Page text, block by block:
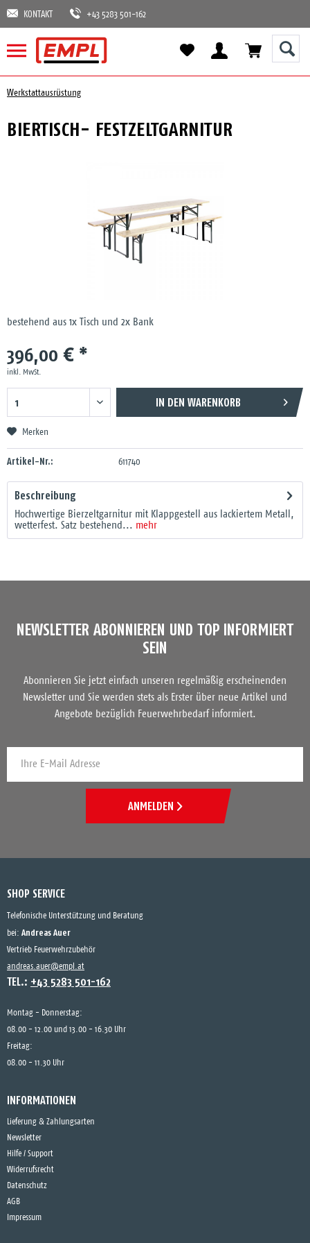
KONTAKT +43 5283 501-162
Werkstattausrüstung
BIERTISCH- FESTZELTGARNITUR
bestehend aus 1x Tisch und 2x Bank
396,00 € *
inkl. MwSt.
IN DEN WARENKORB
Merken
Artikel-Nr.: 611740
Beschreibung
Hochwertige Bierzeltgarnitur mit Klappgestell aus lackiertem Metall,
wetterfest. Satz bestehend... mehr
NEWSLETTER ABONNIEREN UND TOP INFORMIERT
SEIN
Abonnieren Sie jetzt einfach unseren regelmäßig erscheinenden
Newsletter und Sie werden stets als Erster über neue Artikel und
Angebote bezüglich Feuerwehrbedarf informiert.
ANMELDEN
SHOP SERVICE
Telefonische Unterstützung und Beratung
bei: Andreas Auer
Vertrieb Feuerwehrzubehör
andreas.auer@empl.at
TEL.: +43 5283 501-162
Montag - Donnerstag:
08.00 - 12.00 und 13.00 - 16.30 Uhr
Freitag:
08.00 - 11.30 Uhr
INFORMATIONEN
Lieferung & Zahlungsarten
Newsletter
Hilfe / Support
Widerrufsrecht
Datenschutz
AGB
Impressum